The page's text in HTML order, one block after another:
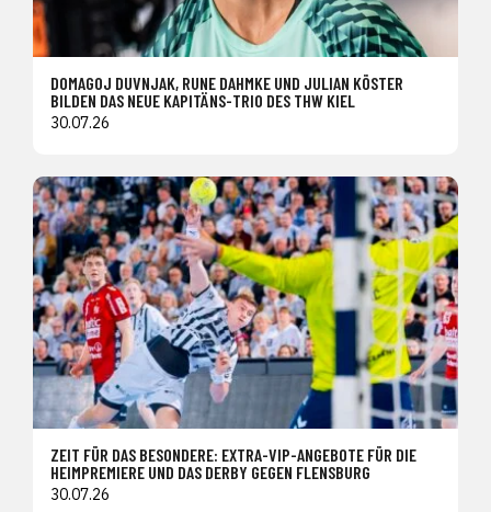
DOMAGOJ DUVNJAK, RUNE DAHMKE UND JULIAN KÖSTER
BILDEN DAS NEUE KAPITÄNS-TRIO DES THW KIEL
30.07.26
ZEIT FÜR DAS BESONDERE: EXTRA-VIP-ANGEBOTE FÜR DIE
HEIMPREMIERE UND DAS DERBY GEGEN FLENSBURG
30.07.26